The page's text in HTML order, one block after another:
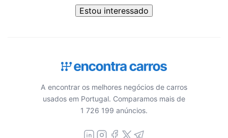
Estou interessado
A encontrar os melhores negócios de carros
usados em Portugal. Comparamos mais de
1 726 199 anúncios.